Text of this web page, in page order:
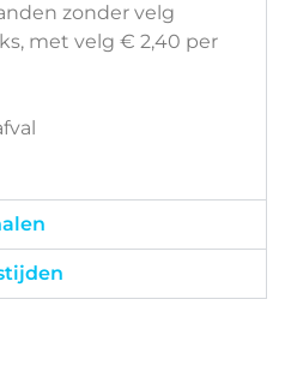
zonder velg
met velg € 2,40 per